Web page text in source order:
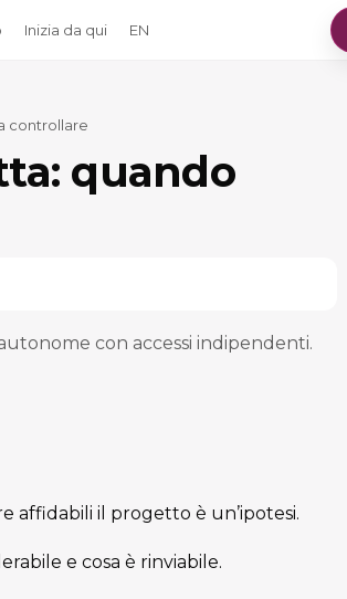
Inizia da qui EN
controllare
quando
con accessi indipendenti.
affidabili il progetto è un’ipotesi.
e cosa è rinviabile.